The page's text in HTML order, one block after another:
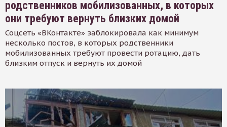
родственников мобилизованных, в которых
они требуют вернуть близких домой
Соцсеть «ВКонтакте» заблокировала как минимум
несколько постов, в которых родственники
мобилизованных требуют провести ротацию, дать
близким отпуск и вернуть их домой